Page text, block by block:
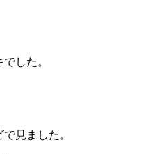
した。
見ました。